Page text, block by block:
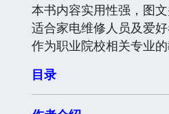
本书内容实用性强，图
适合家电维修人员及爱
作为职业院校相关专业的
目录